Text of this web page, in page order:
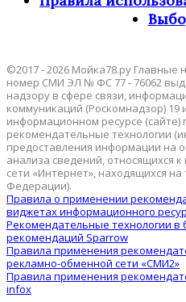
©2017 - 2026 Мойка78.ру Главные
номер СМИ ЭЛ № ФС 77 - 76062
надзору в сфере связи,
коммуникаций (Роскомнадзор) 19
информационном ресурсе (сайте)
рекомендательные технологии
предоставления информации на
анализа сведений, относящихся
сети «Интернет», находящихся
Федерации).
Правила о применении
виджетах информационного
Рекомендательные технологии в
рекомендаций Sparrow
Правила применения
рекламно-обменной сети «СМИ2»
Правила применения
infox